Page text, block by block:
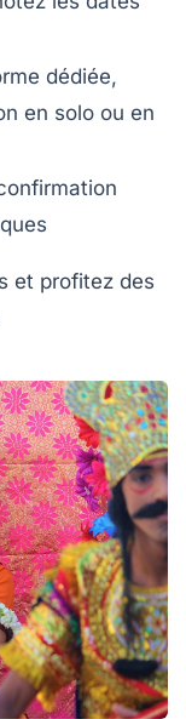
dédiée,
en solo ou en
et profitez des